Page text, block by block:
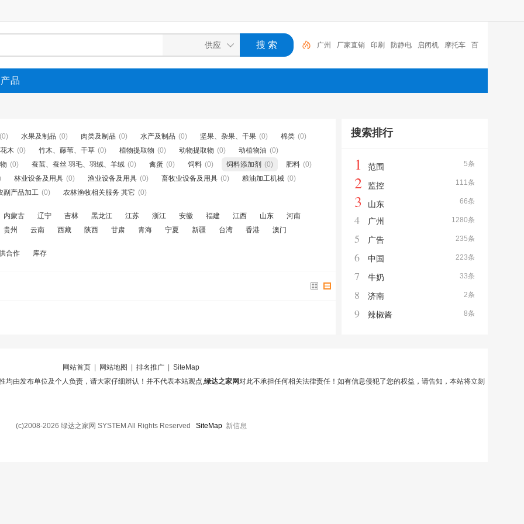
广州 厂家直销 印刷 防静电 启闭机 摩托车 百
福 咏玖进出口 体验桌 扑克
品
(0) 水果及制品 (0) 肉类及制品 (0) 水产及制品 (0) 坚果、杂果、干果 (0) 棉类 (0)
花木 (0) 竹木、藤苇、干草 (0) 植物提取物 (0) 动物提取物 (0) 动植物油 (0)
(0) 蚕茧、蚕丝 羽毛、羽绒、羊绒 (0) 禽蛋 (0) 饲料 (0) 饲料添加剂 (0) 肥料 (0)
林业设备及用具 (0) 渔业设备及用具 (0) 畜牧业设备及用具 (0) 粮油加工机械 (0)
副产品加工 (0) 农林渔牧相关服务 其它 (0)
内蒙古 辽宁 吉林 黑龙江 江苏 浙江 安徽 福建 江西 山东
河南
贵州
云南 西藏 陕西 甘肃 青海 宁夏 新疆 台湾 香港 澳门
合作 库存
搜索排行
5条
1 范围
111条
2 监控
66条
3 山东
1280条
4 广州
235条
5 广告
223条
6 中国
33条
7 牛奶
2条
8 济南
8条
9 辣椒酱
网站首页 网站地图 排名推广
SiteMap
由发布单位及个人负责，请大家仔细辨认！并不代表本站观点,绿达之家网对此不承担任何相关法律责任！如有信息侵犯了您的权益，请告知，本站将立刻
(c)2008-2026 绿达之家网 SYSTEM All Rights Reserved SiteMap 新信息